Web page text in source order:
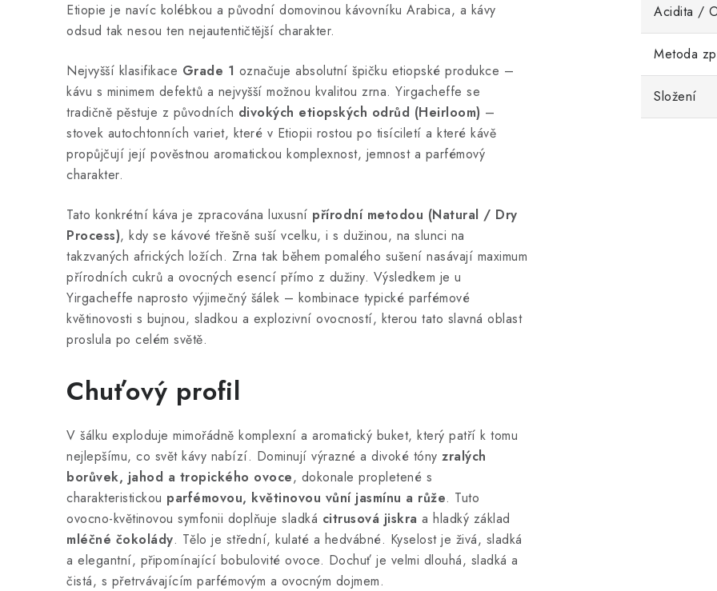
Etiopie je navíc kolébkou a původní domovinou kávovníku Arabica, a kávy
odsud tak nesou ten nejautentičtější charakter.
Nejvyšší klasifikace Grade 1 označuje absolutní špičku etiopské produkce –
kávu s minimem defektů a nejvyšší možnou kvalitou zrna. Yirgacheffe se
tradičně pěstuje z původních divokých etiopských odrůd (Heirloom) –
stovek autochtonních variet, které v Etiopii rostou po tisíciletí a které kávě
propůjčují její pověstnou aromatickou komplexnost, jemnost a parfémový
charakter.
Tato konkrétní káva je zpracována luxusní přírodní metodou (Natural / Dry
Process), kdy se kávové třešně suší vcelku, i s dužinou, na slunci na
takzvaných afrických ložích. Zrna tak během pomalého sušení nasávají maximum
přírodních cukrů a ovocných esencí přímo z dužiny. Výsledkem je u
Yirgacheffe naprosto výjimečný šálek – kombinace typické parfémové
květinovosti s bujnou, sladkou a explozivní ovocností, kterou tato slavná oblast
proslula po celém světě.
Chuťový profil
V šálku exploduje mimořádně komplexní a aromatický buket, který patří k tomu
nejlepšímu, co svět kávy nabízí. Dominují výrazné a divoké tóny zralých
borůvek, jahod a tropického ovoce, dokonale propletené s
charakteristickou parfémovou, květinovou vůní jasmínu a růže. Tuto
ovocno-květinovou symfonii doplňuje sladká citrusová jiskra a hladký základ
mléčné čokolády. Tělo je střední, kulaté a hedvábné. Kyselost je živá, sladká
a elegantní, připomínající bobulovité ovoce. Dochuť je velmi dlouhá, sladká a
čistá, s přetrvávajícím parfémovým a ovocným dojmem.
Acidita /
Metoda
Složení